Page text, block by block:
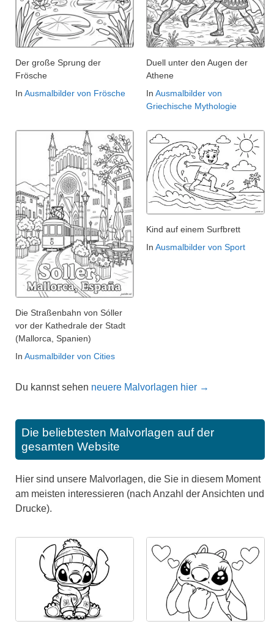
Der große Sprung der
Frösche
In Ausmalbilder von Frösche
Duell unter den Augen der
Athene
In Ausmalbilder von
Griechische Mythologie
Die Straßenbahn von Sóller
vor der Kathedrale der Stadt
(Mallorca, Spanien)
In Ausmalbilder von Cities
Kind auf einem Surfbrett
In Ausmalbilder von Sport
Du kannst sehen neuere Malvorlagen hier →
Die beliebtesten Malvorlagen auf der
gesamten Website
Hier sind unsere Malvorlagen, die Sie in diesem Moment
am meisten interessieren (nach Anzahl der Ansichten und
Drucke).